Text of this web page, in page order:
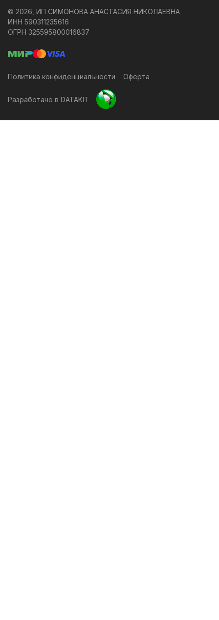
© 2026, ИП СИМОНОВА АНАСТАСИЯ НИКОЛАЕВНА
ИНН 590311235616
ОГРН 325595800016837
Политика конфиденциальности Оферта
Разработано в DATAKIT